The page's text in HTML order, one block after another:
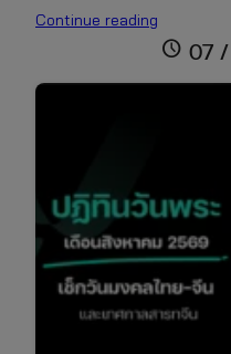
Continue reading
ปฏิทิน
วัน
หยุด
ยาว
เตรียม
ตัว
schedule 07